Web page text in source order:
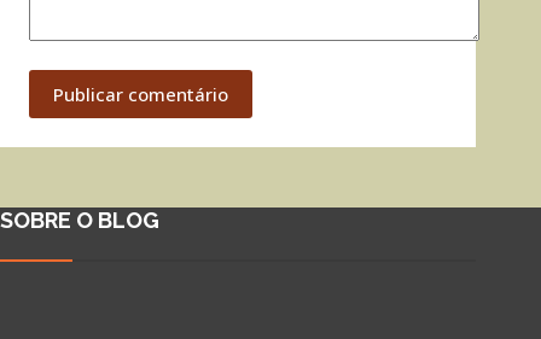
Publicar comentário
SOBRE O BLOG